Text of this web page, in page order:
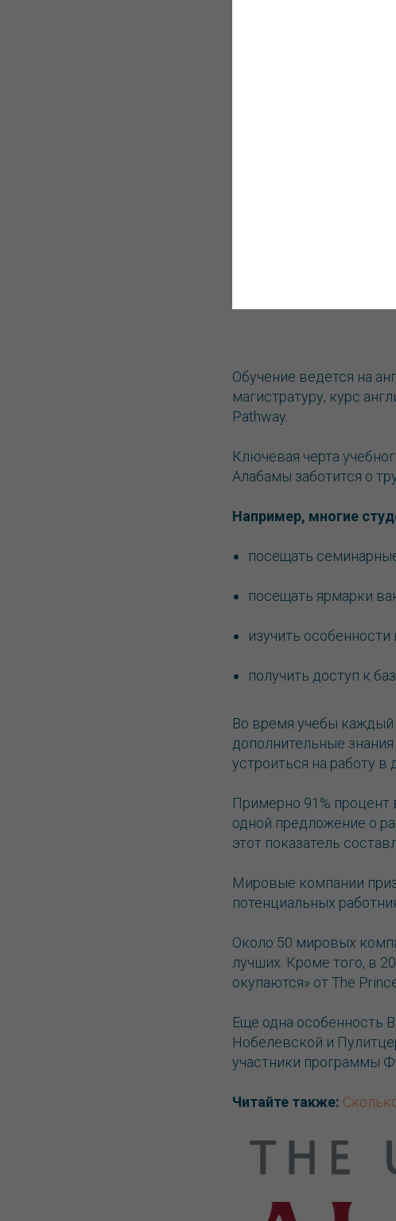
Обучение ведется на
магистратуру, курс
Pathway.
Ключевая черта
Алабамы заботится о
Например, многие
посещать
посещать ярмарки
изучить
получить доступ к
Во время учебы каждый
дополнительные
устроиться на работу
Примерно 91%
одной предложение о
этот показатель
Мировые компании
потенциальных
Около 50 мировых
лучших. Кроме того, в
окупаются» от The
Еще одна особенность
Нобелевской и
участники программы
Читайте также: